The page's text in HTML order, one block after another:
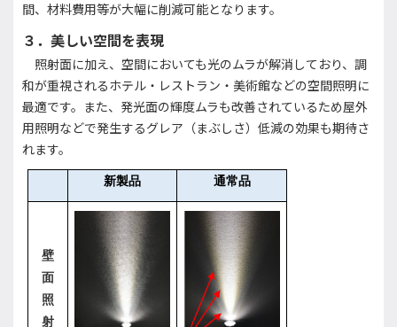
間、材料費用等が大幅に削減可能となります。
３．美しい空間を表現
照射面に加え、空間においても光のムラが解消しており、調
和が重視されるホテル・レストラン・美術館などの空間照明に
最適です。また、発光面の輝度ムラも改善されているため屋外
用照明などで発生するグレア（まぶしさ）低減の効果も期待さ
れます。
新製品 通常品
壁
面
照
射